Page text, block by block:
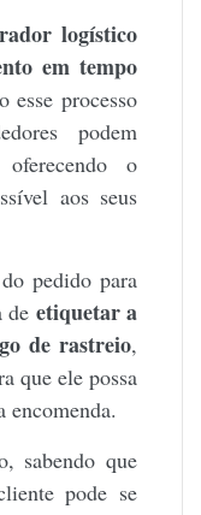
logístico
em tempo
esse processo
podem
o
aos seus
pedido para
de etiquetar a
de rastreio,
que ele possa
encomenda.
sabendo que
pode se